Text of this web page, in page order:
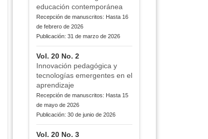
educación contemporánea
Recepción de manuscritos: Hasta 16
de febrero de 2026
Publicación: 31 de marzo de 2026
Vol. 20 No. 2
Innovación pedagógica y
tecnologías emergentes en el
aprendizaje
Recepción de manuscritos: Hasta 15
de mayo de 2026
Publicación: 30 de junio de 2026
Vol. 20 No. 3